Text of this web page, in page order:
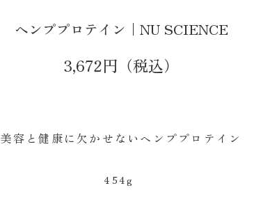
ヘンププロテイン｜NU SCIENCE
3,672円（税込）
美容と健康に欠かせないヘンププロテイン
454g